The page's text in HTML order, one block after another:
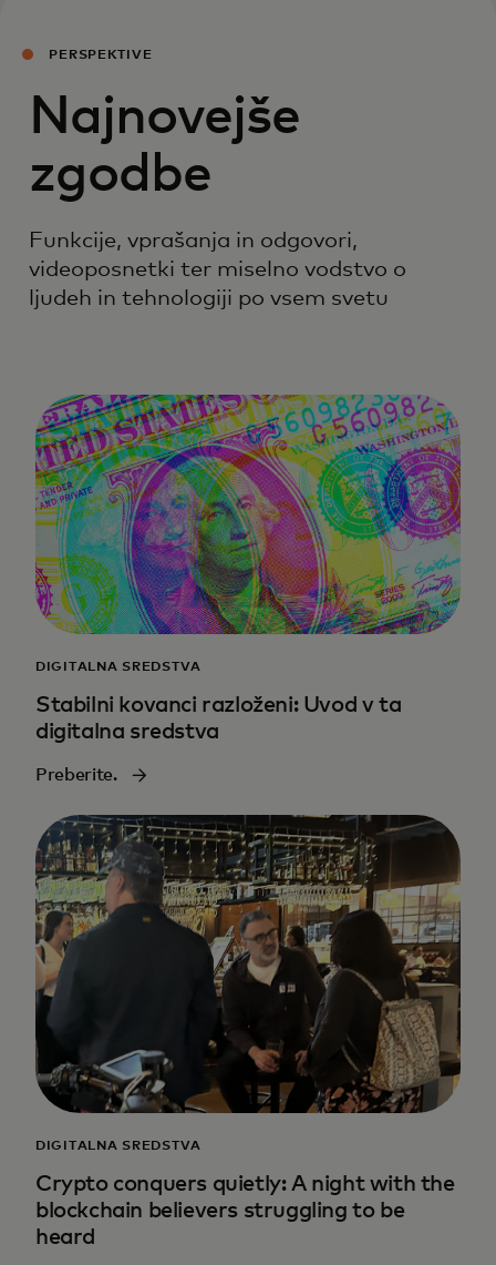
PERSPEKTIVE
Najnovejše
zgodbe
Funkcije, vprašanja in odgovori,
videoposnetki ter miselno vodstvo o
ljudeh in tehnologiji po vsem svetu
DIGITALNA SREDSTVA
Stabilni kovanci razloženi: Uvod v ta
digitalna sredstva
Preberite.
DIGITALNA SREDSTVA
Crypto conquers quietly: A night with the
blockchain believers struggling to be
heard